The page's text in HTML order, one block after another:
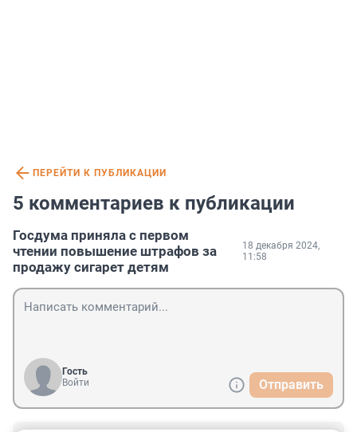
ПЕРЕЙТИ К ПУБЛИКАЦИИ
5 комментариев к публикации
Госдума приняла с первом
чтении повышение штрафов за
продажу сигарет детям
18 декабря 2024,
11:58
Гость
Войти
Отправить